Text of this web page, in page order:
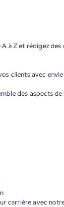
à Z et rédigez
clients avec
des aspects
carrière avec